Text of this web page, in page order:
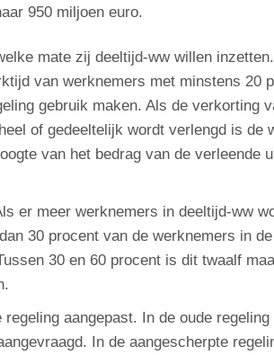
950 miljoen euro.
mate zij deeltijd-ww willen
van werknemers met minstens 20
gebruik maken. Als de verkorting
of gedeeltelijk wordt verlengd is de
van het bedrag van de verleende
er meer werknemers in deeltijd-ww
30 procent van de werknemers in
30 en 60 procent is dit twaalf
aangepast. In de oude
In de aangescherpte